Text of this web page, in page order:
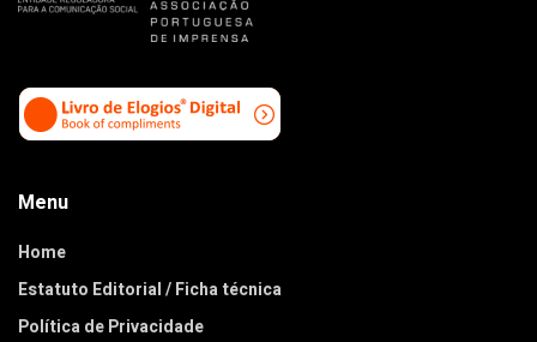
Menu
Home
Estatuto Editorial / Ficha técnica
Política de Privacidade